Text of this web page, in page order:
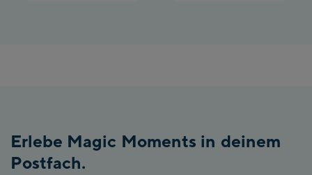
Erlebe Magic Moments in deinem
Postfach.